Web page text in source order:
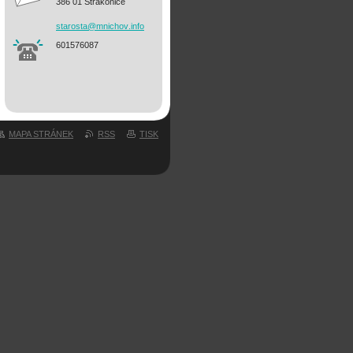
starosta@mnichov .info
601576087
MAPA STRÁNEK RSS TISK